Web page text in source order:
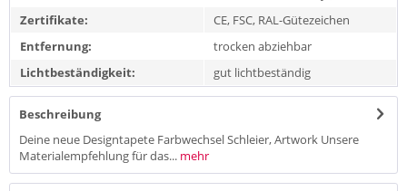
Zertifikate:
CE, FSC, RAL-Gütezeichen
Entfernung:
trocken abziehbar
Lichtbeständigkeit:
gut lichtbeständig
Beschreibung
Deine neue Designtapete Farbwechsel Schleier, Artwork Unsere
Materialempfehlung für das... mehr